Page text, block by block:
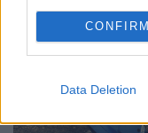
CONFIRM
Data Deletion